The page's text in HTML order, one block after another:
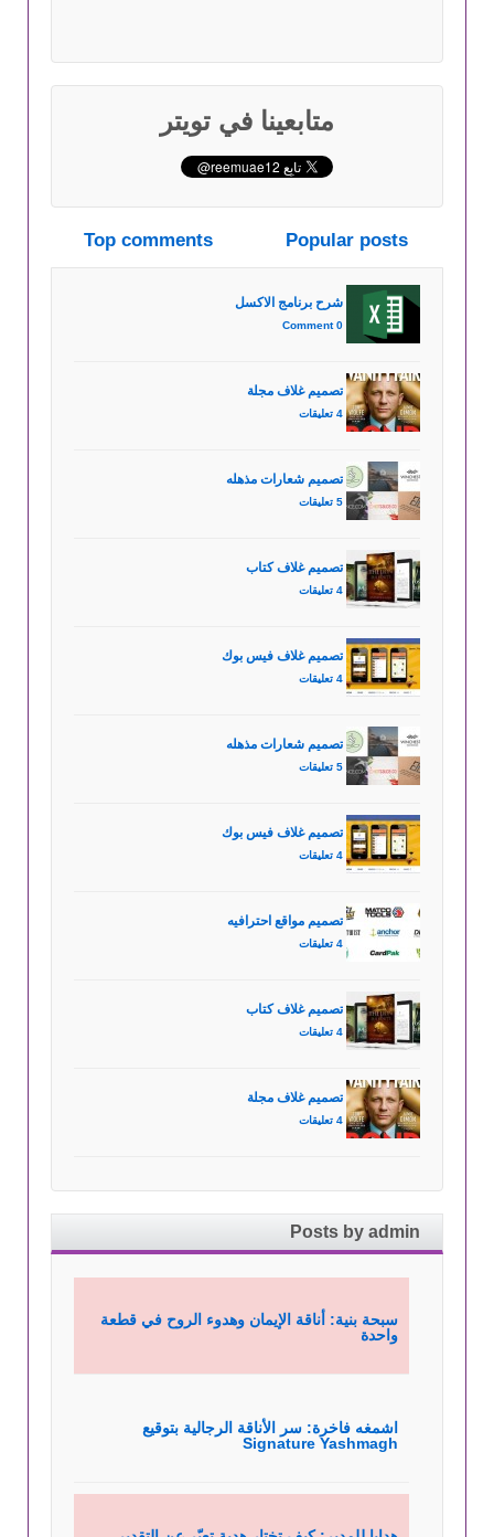
متابعينا في تويتر
Popular posts
Top comments
شرح برنامج الاكسل
0 Comment
تصميم غلاف مجلة
4 تعليقات
تصميم شعارات مذهله
5 تعليقات
تصميم غلاف كتاب
4 تعليقات
تصميم غلاف فيس بوك
4 تعليقات
تصميم شعارات مذهله
5 تعليقات
تصميم غلاف فيس بوك
4 تعليقات
تصميم مواقع احترافيه
4 تعليقات
تصميم غلاف كتاب
4 تعليقات
تصميم غلاف مجلة
4 تعليقات
Posts by admin
سبحة بنية: أناقة الإيمان وهدوء الروح في قطعة
واحدة
اشمغه فاخرة: سر الأناقة الرجالية بتوقيع
Signature Yashmagh